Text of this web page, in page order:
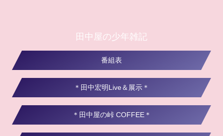
田中屋の少年雑記
番組表
＊田中宏明Live＆展示＊
＊田中屋の峠 COFFEE＊